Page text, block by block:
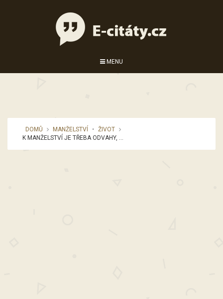
MENU
DOMŮ MANŽELSTVÍ •
ŽIVOT
K MANŽELSTVÍ JE TŘEBA ODVAHY, ...